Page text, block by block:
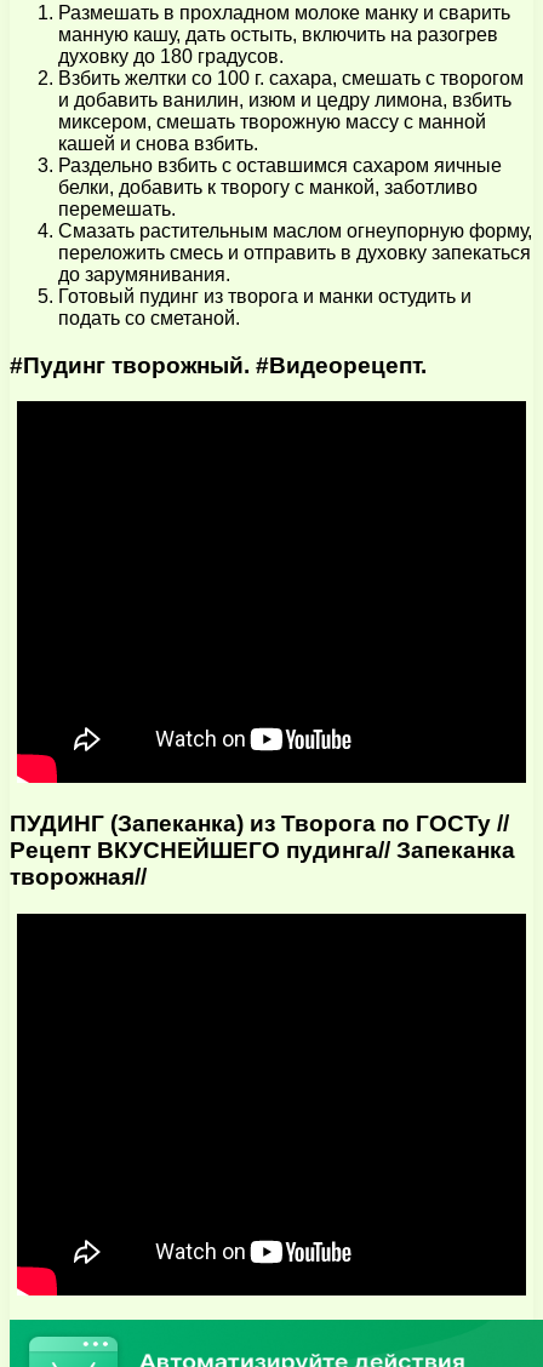
Размешать в прохладном молоке манку и сварить
манную кашу, дать остыть, включить на разогрев
духовку до 180 градусов.
Взбить желтки со 100 г. сахара, смешать с творогом
и добавить ванилин, изюм и цедру лимона, взбить
миксером, смешать творожную массу с манной
кашей и снова взбить.
Раздельно взбить с оставшимся сахаром яичные
белки, добавить к творогу с манкой, заботливо
перемешать.
Смазать растительным маслом огнеупорную форму,
переложить смесь и отправить в духовку запекаться
до зарумянивания.
Готовый пудинг из творога и манки остудить и
подать со сметаной.
#Пудинг творожный. #Видеорецепт.
ПУДИНГ (Запеканка) из Творога по ГОСТу //
Рецепт ВКУСНЕЙШЕГО пудинга// Запеканка
творожная//